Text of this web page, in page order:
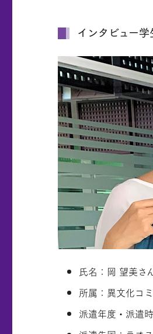
インタビュー学
氏名：岡 望美さ
所属：異文化コ
派遣年度・派遣